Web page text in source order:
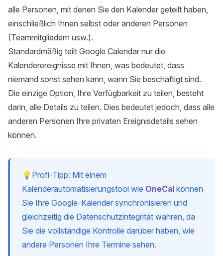
alle Personen, mit denen Sie den Kalender geteilt haben,
einschließlich Ihnen selbst oder anderen Personen
(Teammitgliedern usw.).
Standardmäßig teilt Google Calendar nur die
Kalenderereignisse mit Ihnen, was bedeutet, dass
niemand sonst sehen kann, wann Sie beschäftigt sind.
Die einzige Option, Ihre Verfügbarkeit zu teilen, besteht
darin, alle Details zu teilen. Dies bedeutet jedoch, dass alle
anderen Personen Ihre privaten Ereignisdetails sehen
können.
💡Profi-Tipp: Mit einem
Kalenderautomatisierungstool wie OneCal können
Sie Ihre Google-Kalender synchronisieren und
gleichzeitig die Datenschutzintegrität wahren, da
Sie die vollständige Kontrolle darüber haben, wie
andere Personen Ihre Termine sehen.